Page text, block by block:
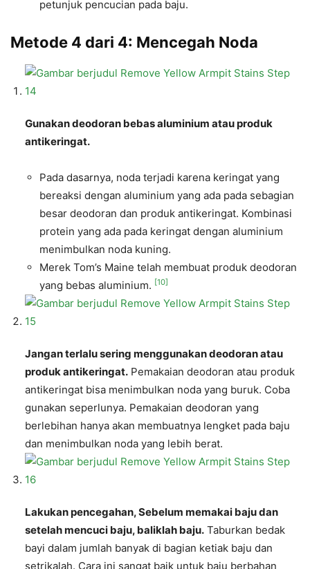
petunjuk pencucian pada baju.
Metode 4 dari 4: Mencegah Noda
Gunakan deodoran bebas aluminium atau produk
antikeringat.
Pada dasarnya, noda terjadi karena keringat yang
bereaksi dengan aluminium yang ada pada sebagian
besar deodoran dan produk antikeringat. Kombinasi
protein yang ada pada keringat dengan aluminium
menimbulkan noda kuning.
Merek Tom’s Maine telah membuat produk deodoran
yang bebas aluminium. [10]
Jangan terlalu sering menggunakan deodoran atau
produk antikeringat. Pemakaian deodoran atau produk
antikeringat bisa menimbulkan noda yang buruk. Coba
gunakan seperlunya. Pemakaian deodoran yang
berlebihan hanya akan membuatnya lengket pada baju
dan menimbulkan noda yang lebih berat.
Lakukan pencegahan, Sebelum memakai baju dan
setelah mencuci baju, baliklah baju. Taburkan bedak
bayi dalam jumlah banyak di bagian ketiak baju dan
setrikalah. Cara ini sangat baik untuk baju berbahan